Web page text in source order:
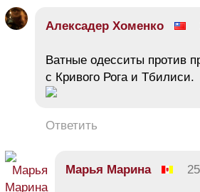
Алексадер Хоменко
Ватные одесситы против
с Кривого Рога и Тбилиси.
Ответить
Марья Марина